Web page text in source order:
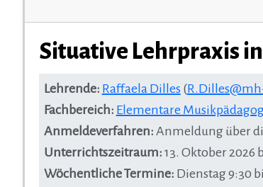
Situative Lehrpraxis
Lehrende: Raffaela Dilles (
Fachbereich: Elementare
Anmeldeverfahren: Anmeldung über
Unterrichtszeitraum: 13. Oktober 2026
Wöchentliche Termine: Dienstag 9:30